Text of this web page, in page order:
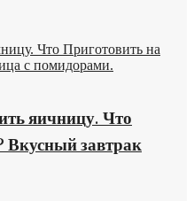
Что Приготовить на
с помидорами.
яичницу. Что
Вкусный завтрак